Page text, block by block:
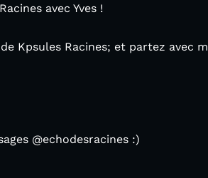
avec Yves !
Kpsules Racines; et partez avec
@echodesracines :)